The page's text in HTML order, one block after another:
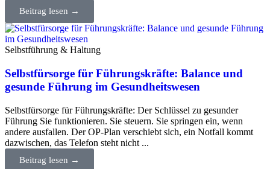
Beitrag lesen →
Selbstführung & Haltung
Selbstfürsorge für Führungskräfte: Balance und
gesunde Führung im Gesundheitswesen
Selbstfürsorge für Führungskräfte: Der Schlüssel zu gesunder
Führung Sie funktionieren. Sie steuern. Sie springen ein, wenn
andere ausfallen. Der OP-Plan verschiebt sich, ein Notfall kommt
dazwischen, das Telefon steht nicht ...
Beitrag lesen →